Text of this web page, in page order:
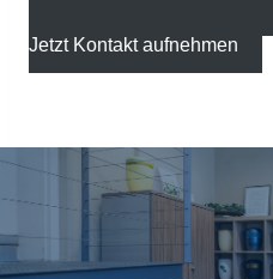
Jetzt Kontakt aufnehmen